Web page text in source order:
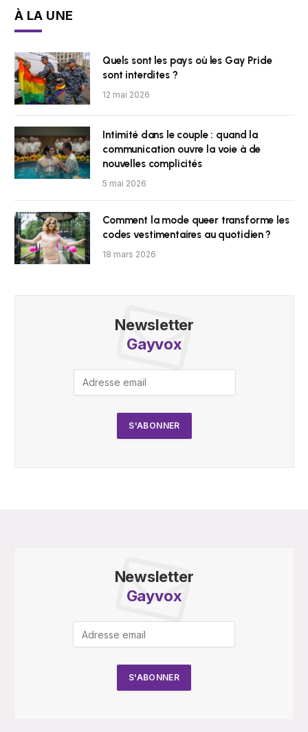
À LA UNE
Quels sont les pays où les Gay Pride
sont interdites ?
12 mai 2026
Intimité dans le couple : quand la
communication ouvre la voie à de
nouvelles complicités
5 mai 2026
Comment la mode queer transforme les
codes vestimentaires au quotidien ?
18 mars 2026
Newsletter
Gayvox
Newsletter
Gayvox